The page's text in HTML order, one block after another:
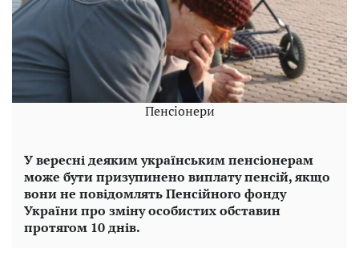
Пенсіонери
У вересні деяким українським пенсіонерам
може бути призупинено виплату пенсій, якщо
вони не повідомлять Пенсійного фонду
України про зміну особистих обставин
протягом 10 днів.